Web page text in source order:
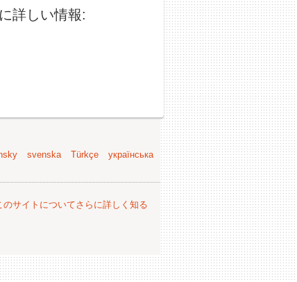
詳しい情報:
svenska Türkçe
українська
のサイトについてさらに詳しく知る